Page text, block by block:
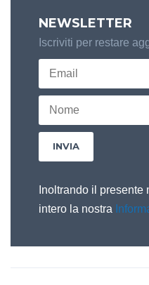
NEWSLETTER
Iscriviti per restare
Inoltrando il
intero la nostra